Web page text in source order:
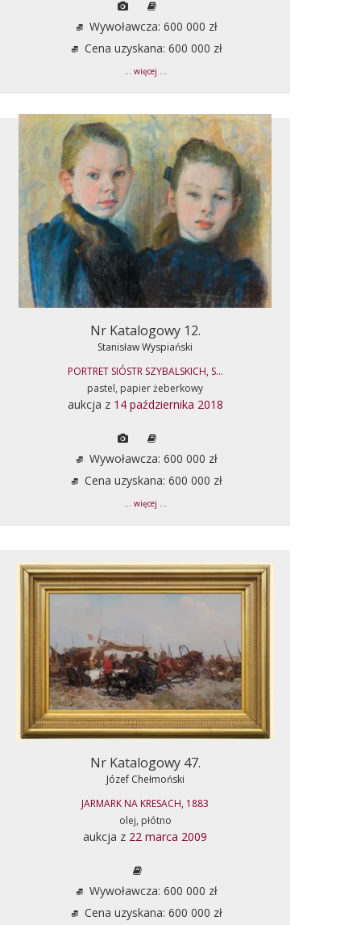
Wywoławcza: 600 000 zł
Cena uzyskana: 600 000 zł
... więcej ...
Nr Katalogowy 12.
Stanisław Wyspiański
PORTRET SIÓSTR SZYBALSKICH, S...
pastel, papier żeberkowy
aukcja z 14 października 2018
Wywoławcza: 600 000 zł
Cena uzyskana: 600 000 zł
... więcej ...
Nr Katalogowy 47.
Józef Chełmoński
JARMARK NA KRESACH, 1883
olej, płótno
aukcja z 22 marca 2009
Wywoławcza: 600 000 zł
Cena uzyskana: 600 000 zł